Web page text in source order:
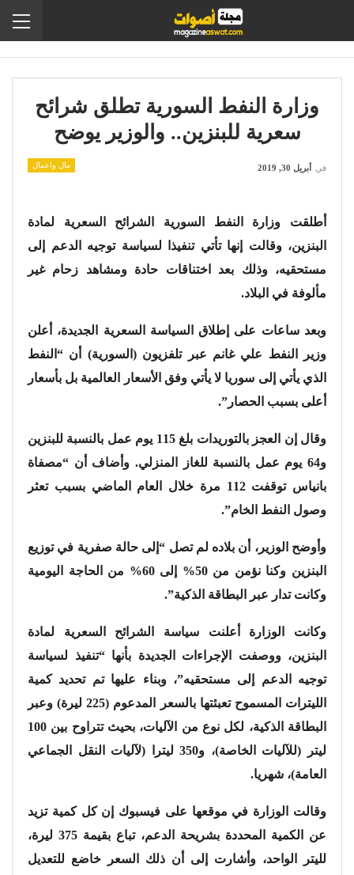
وزارة النفط السورية تطلق شرائح
سعرية للبنزين.. والوزير يوضح
مال واعمال في أبريل 30, 2019
أطلقت وزارة النفط السورية الشرائح السعرية لمادة
البنزين، وقالت إنها تأتي تنفيذا لسياسة توجيه الدعم إلى
مستحقيه، وذلك بعد اختناقات حادة ومشاهد زحام غير
مألوفة في البلاد.
وبعد ساعات على إطلاق السياسة السعرية الجديدة، أعلن
وزير النفط علي غانم عبر تلفزيون (السورية) أن “النفط
الذي يأتي إلى سوريا لا يأتي وفق الأسعار العالمية بل بأسعار
أعلى بسبب الحصار”.
وقال إن العجز بالتوريدات بلغ 115 يوم عمل بالنسبة للبنزين
و64 يوم عمل بالنسبة للغاز المنزلي. وأضاف أن “مصفاة
بانياس توقفت 112 مرة خلال العام الماضي بسبب تعثر
وصول النفط الخام”.
وأوضح الوزير، أن بلاده لم تصل “إلى حالة صفرية في توزيع
البنزين وكنا نؤمن من 50% إلى 60% من الحاجة اليومية
وكانت تدار عبر البطاقة الذكية”.
وكانت الوزارة أعلنت سياسة الشرائح السعرية لمادة
البنزين، ووصفت الإجراءات الجديدة بأنها “تنفيذ لسياسة
توجيه الدعم إلى مستحقيه”، وبناء عليها تم تحديد كمية
الليترات المسموح تعبئتها بالسعر المدعوم (225 ليرة) وعبر
البطاقة الذكية، لكل نوع من الآليات، بحيث تتراوح بين 100
ليتر (للآليات الخاصة)، و350 ليترا (لآليات النقل الجماعي
العامة)، شهريا.
وقالت الوزارة في موقعها على فيسبوك إن كل كمية تزيد
عن الكمية المحددة بشريحة الدعم، تباع بقيمة 375 ليرة،
لليتر الواحد، وأشارت إلى أن ذلك السعر خاضع للتعديل